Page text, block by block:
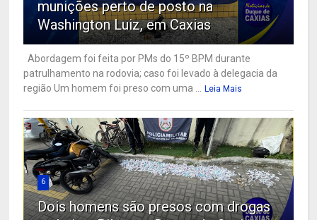
munições perto de posto na
Washington Luiz, em Caxias
Abordagem foi feita por PMs do 15º BPM durante
patrulhamento na rodovia; caso foi levado à delegacia da
região Um homem foi preso com uma ...
Leia Mais
6
Dois homens são presos com drogas